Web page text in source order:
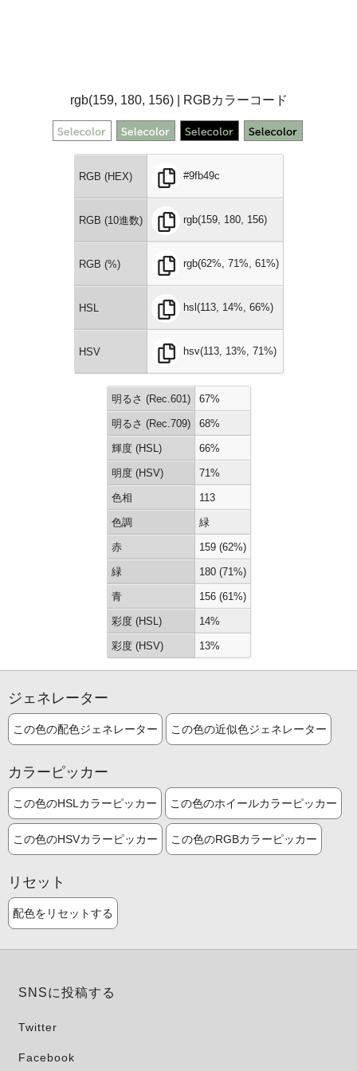
rgb(159, 180, 156) | RGBカラーコード
RGB (HEX) #9fb49c
RGB (10進数) rgb(159, 180, 156)
RGB (%) rgb(62%, 71%, 61%)
HSL hsl(113, 14%, 66%)
HSV hsv(113, 13%, 71%)
明るさ (Rec.601) 67%
明るさ (Rec.709) 68%
輝度 (HSL) 66%
明度 (HSV) 71%
色相 113
色調 緑
赤 159 (62%)
緑 180 (71%)
青 156 (61%)
彩度 (HSL) 14%
彩度 (HSV) 13%
ジェネレーター
この色の配色ジェネレーター この色の近似色ジェネレーター
カラーピッカー
この色のHSLカラーピッカー この色のホイールカラーピッカー
この色のHSVカラーピッカー この色のRGBカラーピッカー
リセット
配色をリセットする
SNSに投稿する
Twitter
Facebook